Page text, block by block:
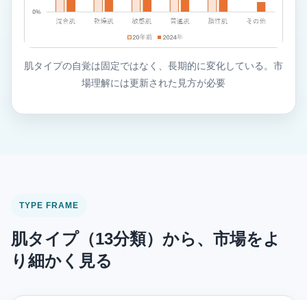
肌タイプの自覚は固定ではなく、長期的に変化している。市
場理解には更新された見方が必要
TYPE FRAME
肌タイプ（13分類）から、市場をよ
り細かく見る